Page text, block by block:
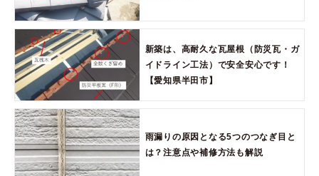
新築は、高耐久な瓦屋根（防災瓦・ガ
イドライン工法）で安全安心です！
【愛知県半田市】
雨漏りの原因となる5つのつなぎ目と
は？注意点や補修方法も解説